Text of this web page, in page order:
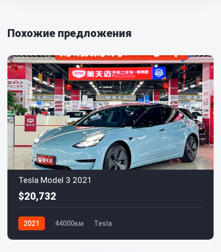
Похожие предложения
Tesla Model 3 2021
$20,732
2021 44000км Tesla